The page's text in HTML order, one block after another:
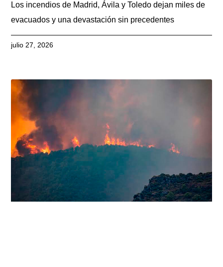
Los incendios de Madrid, Ávila y Toledo dejan miles de
evacuados y una devastación sin precedentes
julio 27, 2026